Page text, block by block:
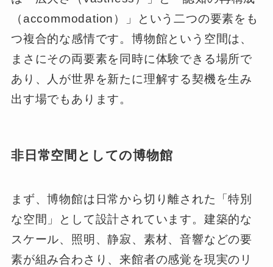
（accommodation）」という二つの要素をも
つ複合的な感情です。博物館という空間は、
まさにその両要素を同時に体験できる場所で
あり、人が世界を新たに理解する契機を生み
出す場でもあります。
非日常空間としての博物館
まず、博物館は日常から切り離された「特別
な空間」として設計されています。建築的な
スケール、照明、静寂、素材、音響などの要
素が組み合わさり、来館者の感覚を現実のリ